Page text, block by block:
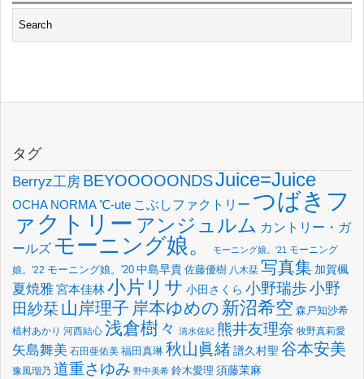
タグ
Berryz工房 BEYOOOOONDSJuice=Juice
OCHA NORMA℃-ute こぶしファクトリー つばきフ
ァクトリー アンジュルム カントリー・ガ
ールズ モーニング娘。 モーニング娘。'21 モーニング
娘。'22 モーニング娘。'20 中島早貴 佐藤優樹 八木栞 写真集 加賀楓
夏焼雅宮本佳林小片リサ 小田さくら 小野瑞歩小野
田紗栞 山岸理子 岸本ゆめの 新沼希空 森戸知沙希
植村あかり 河西結心 浅倉樹々 清水佐紀 熊井友理奈 牧野真莉愛
矢島舞美 石田亜佑美 福田真琳 秋山眞緒譜久村聖 谷本安美
豫風瑠乃 道重さゆみ 野中美希 鈴木愛理 須藤茉麻